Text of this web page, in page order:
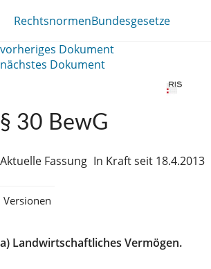
RechtsnormenBundesgesetze
vorheriges Dokument
nächstes Dokument
§ 30 BewG
Aktuelle Fassung In Kraft seit 18.4.2013
Versionen
a) Landwirtschaftliches Vermögen.